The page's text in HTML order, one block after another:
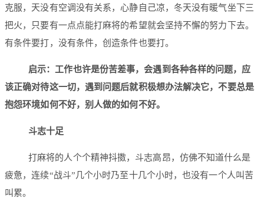
克服，天没有空调没有关系，心静自己凉，冬天没有暖气坐下三
把火，只要有一点点能打麻将的希望就会坚持不懈的努力下去。
有条件要打，没有条件，创造条件也要打。
启示：工作也许是份苦差事，会遇到各种各样的问题，应
该正确对待这一切，遇到问题后就积极想办法解决它，不要总是
抱怨环境如何不好，别人做的如何不好。
斗志十足
打麻将的人个个精神抖擞，斗志高昂，仿佛不知道什么是
疲惫，连续“战斗”几个小时乃至十几个小时，也没有一个人叫苦
叫累。